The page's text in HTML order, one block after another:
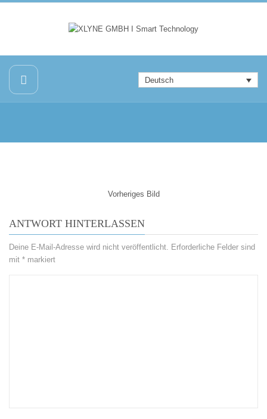
Deutsch
Vorheriges Bild
ANTWORT HINTERLASSEN
Deine E-Mail-Adresse wird nicht veröffentlicht. Erforderliche Felder sind
mit * markiert